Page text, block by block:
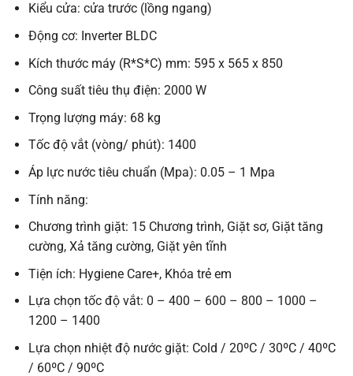
Kiểu cửa: cửa trước (lồng ngang)
Động cơ: Inverter BLDC
Kích thước máy (R*S*C) mm: 595 x 565 x 850
Công suất tiêu thụ điện: 2000 W
Trọng lượng máy: 68 kg
Tốc độ vắt (vòng/ phút): 1400
Áp lực nước tiêu chuẩn (Mpa): 0.05 – 1 Mpa
Tính năng:
Chương trình giặt: 15 Chương trình, Giặt sơ, Giặt tăng
cường, Xả tăng cường, Giặt yên tĩnh
Tiện ích: Hygiene Care+, Khóa trẻ em
Lựa chọn tốc độ vắt: 0 – 400 – 600 – 800 – 1000 –
1200 – 1400
Lựa chọn nhiệt độ nước giặt: Cold / 20ºC / 30ºC / 40ºC
/ 60ºC / 90ºC